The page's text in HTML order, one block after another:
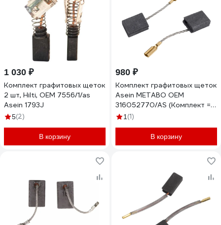
1 030 ₽
Комплект графитовых щеток
2 шт, Hilti, OEM 7556/1/as
Asein 1793J
5(2)
В корзину
980 ₽
Комплект графитовых щеток
Asein METABO OEM
316052770/AS (Комплект = 2
шт.) 1899.30J
1 (1)
В корзину